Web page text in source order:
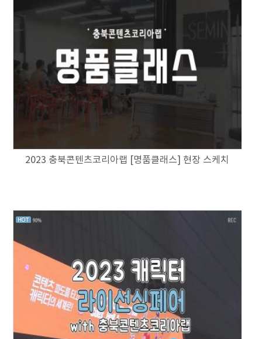
2023 충북콘텐츠코리아랩 [명품클래스] 현장 스케치